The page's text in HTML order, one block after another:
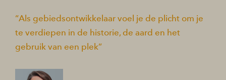
Als gebiedsontwikkelaar voel je de plicht om je
te verdiepen in de historie, de aard en het
gebruik van een plek